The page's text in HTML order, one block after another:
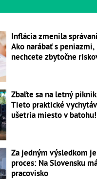
Inflácia zmenila
Ako narábať s
nechcete zbytočne
Zbaľte sa na letný
Tieto praktické
ušetria miesto v batohu!
Za jedným výsledkom
proces: Na Slovensku
pracovisko